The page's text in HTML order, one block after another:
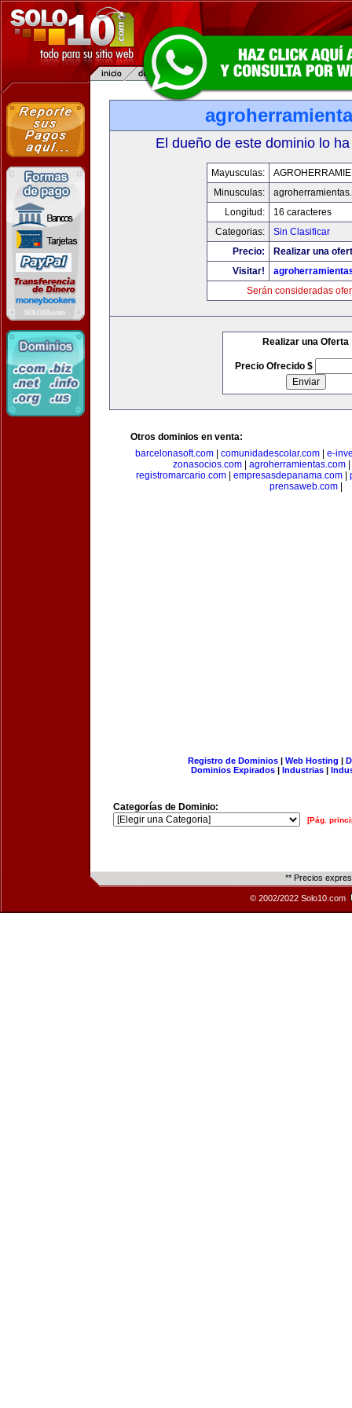
El dueño de este dominio lo
Mayusculas:
Minusculas:
Longitud:
16 caracteres
Categorias:
Sin Clasificar
Precio:
Realizar una
Visitar!
Serán consideradas
Realizar una Oferta
Precio Ofrecido $
Otros dominios en venta:
barcelonasoft.com
comunidadescolar.com
e-
zonasocios.com
agroherramientas.com
registromarcario.com| empresasdepanama.com|
prensaweb.com|
Registro de Dominios| Web Hosting |
Dominios Expirados | Industrias |
Categorías de Dominio:
[Pág.
** Precios
© 2002/2022 Solo10.com